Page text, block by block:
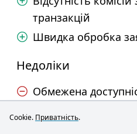
транзакцій
Швидка обробка
Недоліки
Обмежена
Можливі
Cookie. Приватність.